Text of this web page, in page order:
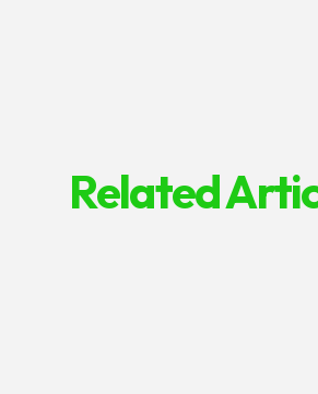
Related